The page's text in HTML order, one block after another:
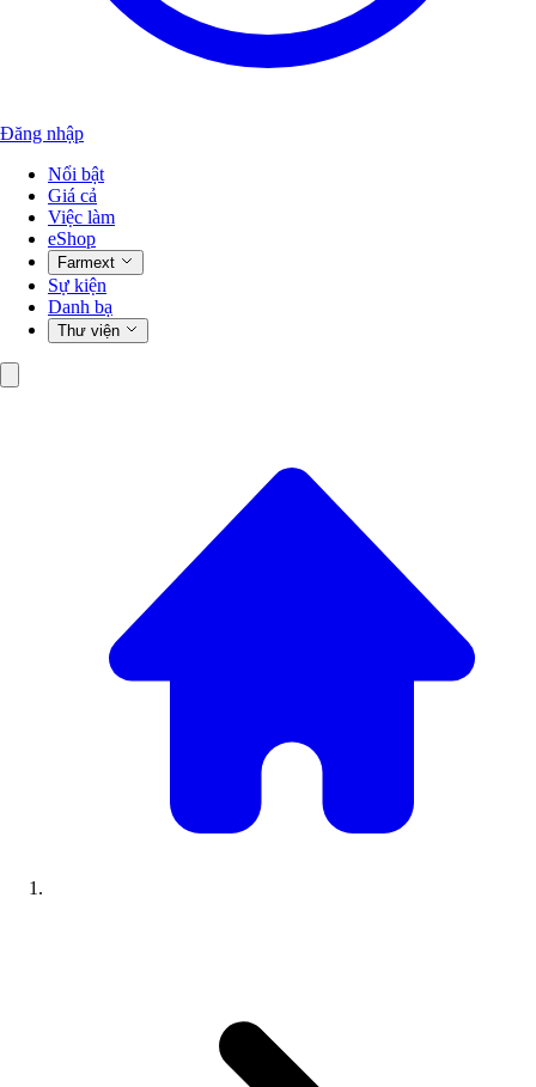
Đăng nhập
Nổi bật
Giá cả
Việc làm
eShop
Farmext
Sự kiện
Danh bạ
Thư viện